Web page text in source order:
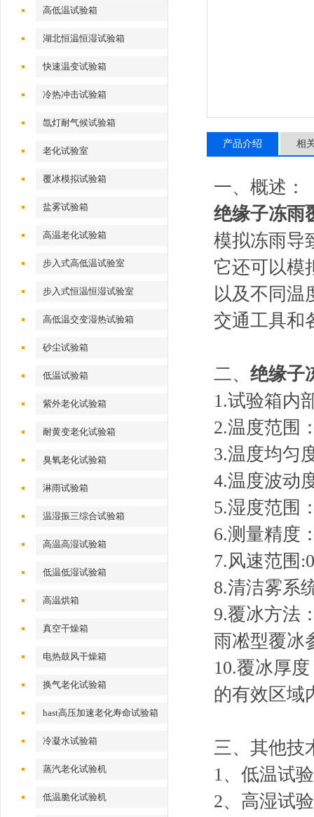
高低温试验箱
湖北恒温恒湿试验箱
快速温变试验箱
冷热冲击试验箱
氙灯耐气候试验箱
老化试验室
覆冰模拟试验箱
盐雾试验箱
高温老化试验箱
步入式高低温试验室
步入式恒温恒湿试验室
高低温交变湿热试验箱
砂尘试验箱
低温试验箱
紫外老化试验箱
耐黄变老化试验箱
臭氧老化试验箱
淋雨试验箱
温湿振三综合试验箱
高温高湿试验箱
低温低湿试验箱
高温烘箱
真空干燥箱
电热鼓风干燥箱
换气老化试验箱
hast高压加速老化寿命试验箱
冷凝水试验箱
蒸汽老化试验机
低温脆化试验机
产品介绍 相
一、概述：
绝缘子冻雨
模拟冻雨导
它还可以模
以及不同温
交通工具和
二、 绝缘子
1.试验箱内
2.温度范围
3.温度均匀
4.温度波动
5.湿度范围
6.测量精度
7.风速范围
8.清洁雾系
9.覆冰方法
雨凇型覆冰
10.覆冰厚
的有效区域
三、其他技
1、低温试
2、高湿试